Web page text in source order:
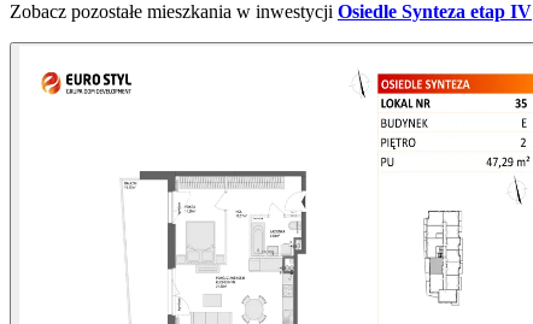
Zobacz pozostałe mieszkania w inwestycji Osiedle Synteza etap IV